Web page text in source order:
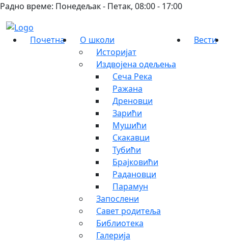
Радно време: Понедељак - Петак, 08:00 - 17:00
Почетна
О школи
Историјат
Издвојена одељења
Сеча Река
Ражана
Дреновци
Зарићи
Мушићи
Скакавци
Тубићи
Брајковићи
Радановци
Парамун
Запослени
Савет родитеља
Библиотека
Галерија
Вести